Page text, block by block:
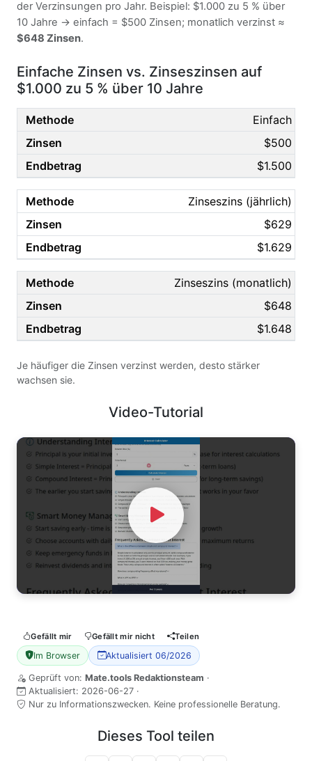
der Verzinsungen pro Jahr. Beispiel: $1.000 zu 5 % über
10 Jahre → einfach = $500 Zinsen; monatlich verzinst ≈
$648 Zinsen.
Einfache Zinsen vs. Zinseszinsen auf
$1.000 zu 5 % über 10 Jahre
Einfach
$500
$1.500
Zinseszins (jährlich)
$629
$1.629
Zinseszins (monatlich)
$648
$1.648
Je häufiger die Zinsen verzinst werden, desto stärker
wachsen sie.
Video-Tutorial
Watch Video
Gefällt mir Gefällt mir nicht Teilen
Im Browser Aktualisiert 06/2026
Geprüft von: Mate.tools Redaktionsteam ·
Aktualisiert: 2026-06-27 ·
Nur zu Informationszwecken. Keine professionelle Beratung.
Dieses Tool teilen